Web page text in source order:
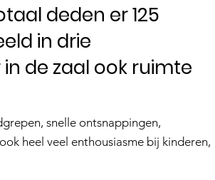
deden er 125
in drie
de zaal ook ruimte
snelle ontsnappingen,
heel veel enthousiasme bij kinderen,